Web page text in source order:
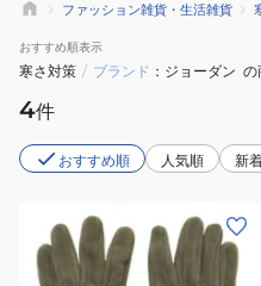
ファッション雑貨・生活雑貨
おすすめ順表示
寒さ対策 / ブランド ジョーダン の
4件
おすすめ順 人気順 新
ズ)